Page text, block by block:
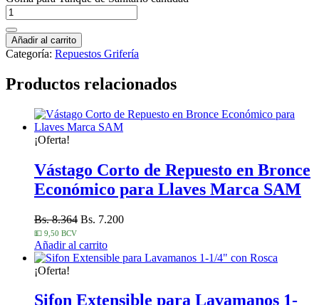
Añadir al carrito
Categoría: Repuestos Grifería
Productos relacionados
¡Oferta!
Vástago Corto de Repuesto en Bronce
Económico para Llaves Marca SAM
Bs. 8.364 Bs. 7.200
💵 9,50 BCV
Añadir al carrito
¡Oferta!
Sifon Extensible para Lavamanos 1-